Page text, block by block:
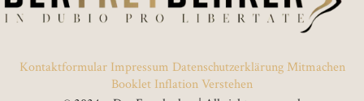
Kontaktformular Impressum Datenschutzerklärung Mitmachen
Booklet Inflation Verstehen